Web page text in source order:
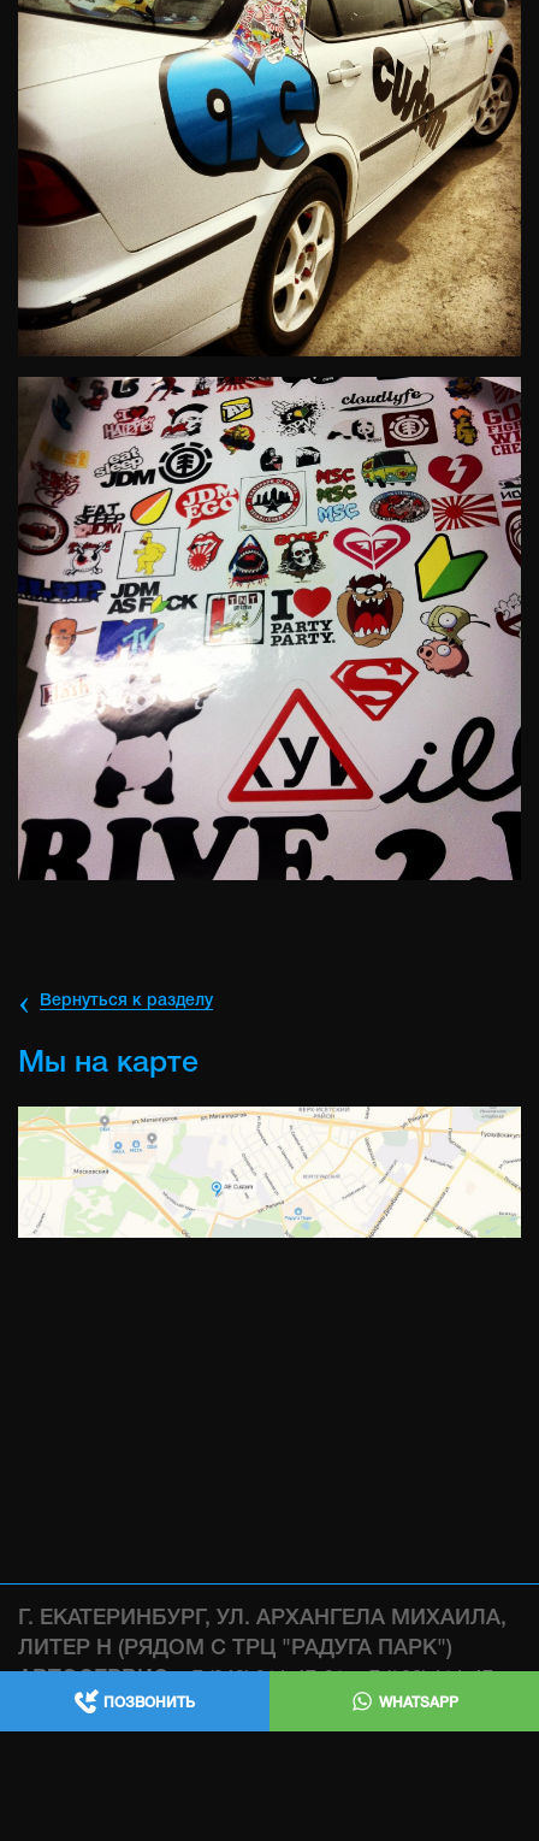
ПОЗВОНИТЬ WHATSAPP
‹ Вернуться к разделу
Мы на карте
Г. ЕКАТЕРИНБУРГ, УЛ. АРХАНГЕЛА МИХАИЛА,
ЛИТЕР Н (РЯДОМ С ТРЦ "РАДУГА ПАРК")
WHATSAPP